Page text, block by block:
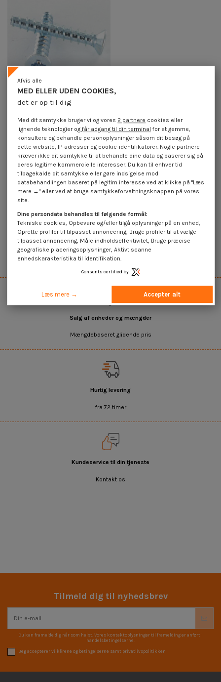
forsænket hoved Pozi 3X8 FILET45
elforzinket stål mikroskruer
inkl. moms
Skrue Plastik TRILOBE forsænket hoved Pozi Gevind 45
45.000+ referencer på lager
Det bredeste udvalg på internettet
Salg af enheder og mængder
Mængdebaseret glidende pris
Hurtig levering
fra 72 timer
Kundeservice til din tjeneste
Kontakt os
Tilmeld dig til nyhedsbrev
Du kan framelde dig når som helst. Vores kontaktoplysninger til framelding er anført i
handelsbetingelserne.
Jeg accepterer vilkårene og betingelserne samt privatlivspolitikken
MED ELLER UDEN COOKIES,
det er op til dig
Afvis alle
Med dit samtykke bruger vi og vores 2 partnere cookies eller
lignende teknologier ogfår adgang til din terminal for at gemme,
konsultere og behandle personoplysninger såsom dit besøg på
dette website, IP-adresser og cookie-identifikatorer. Nogle partnere
kræver ikke dit samtykke til at behandle dine data og baserer sig på
deres legitime kommercielle interesser. Du kan til enhver tid
tilbagekalde dit samtykke eller gøre indsigelse mod
databehandlingen baseret på legitim interesse ved at klikke på "Læs
mere →" eller ved at bruge samtykkeforvaltningsknappen på vores
site.
Dine persondata behandles til følgende formål:
Tekniske cookies, Opbevare og/eller tilgå oplysninger på en enhed,
Oprette profiler til tilpasset annoncering, Bruge profiler til at vælge
tilpasset annoncering, Måle indholdseffektivitet, Bruge præcise
geografiske placeringsoplysninger, Aktivt scanne
enhedskarakteristika til identifikation.
Consents certified by
Læs mere → Accepter alt